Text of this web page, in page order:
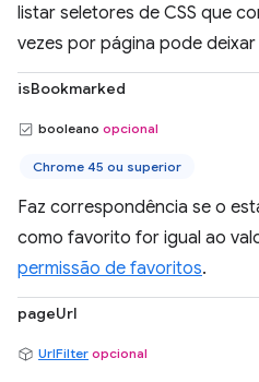
listar seletores de CSS que
vezes por página pode
isBookmarked
booleano opcional
Chrome 45 ou superior
Faz correspondência se o
como favorito for igual ao
permissão de favoritos.
pageUrl
UrlFilter opcional